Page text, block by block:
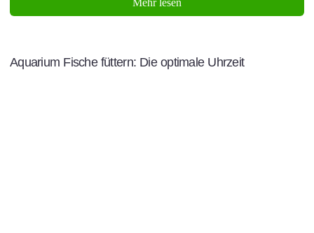
Mehr lesen
Aquarium Fische füttern: Die optimale Uhrzeit